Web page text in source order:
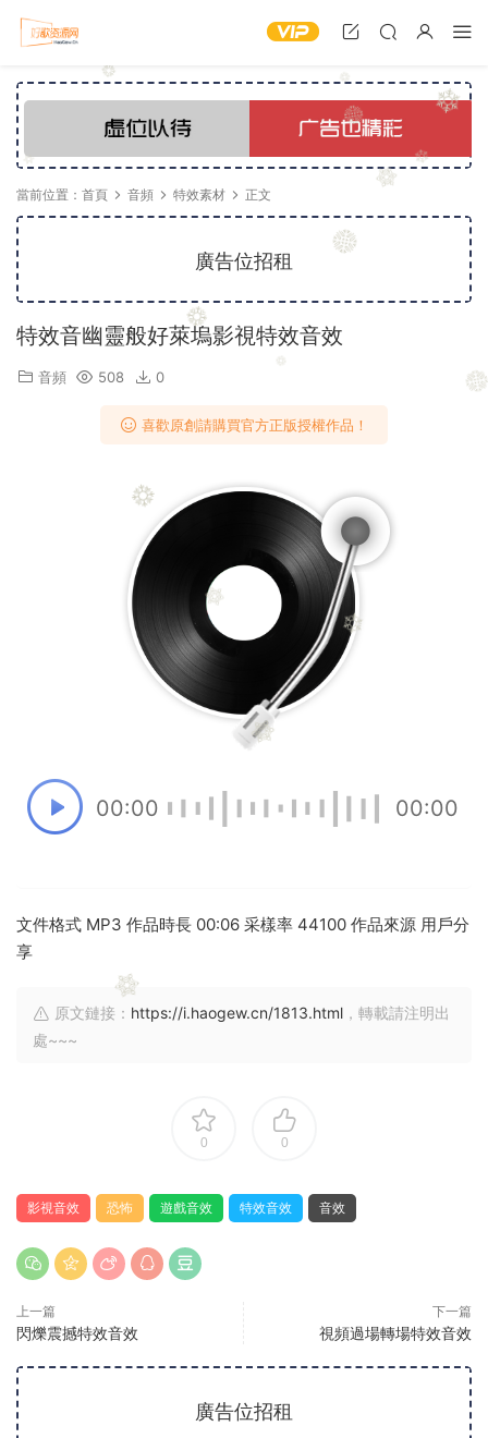
當前位置： 首頁 音頻 特效素材 正文
廣告位招租
特效音幽靈般好萊塢影視特效音效
音頻 508 0
喜歡原創請購買官方正版授權作品！
00:00 00:00
文件格式 MP3 作品時長 00:06 采樣率 44100 作品來源 用戶分
享
原文鏈接： https://i.haogew.cn/1813.html ，轉載請注明出
處~~~
0 0
影視音效 恐怖 遊戲音效 特效音效 音效
上一篇
閃爍震撼特效音效
下一篇
視頻過場轉場特效音效
廣告位招租